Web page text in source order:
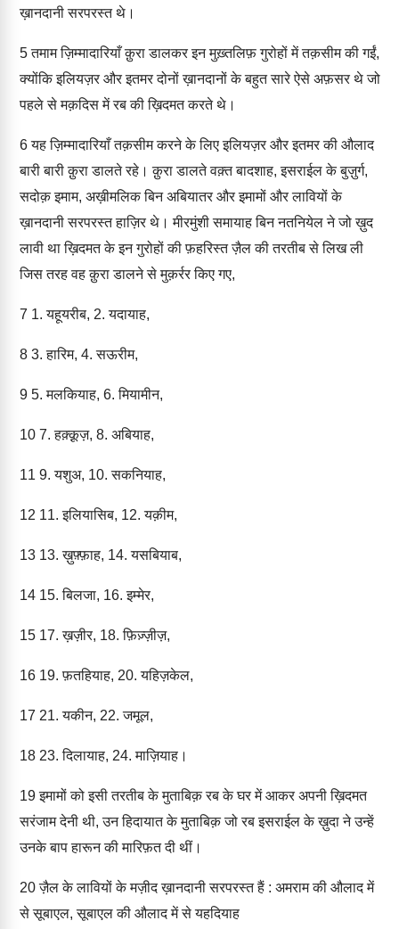
ख़ानदानी सरपरस्त थे।
5तमाम ज़िम्मादारियाँ क़ुरा डालकर इन मुख़्तलिफ़ गुरोहों में तक़सीम की गईं,
क्योंकि इलियज़र और इतमर दोनों ख़ानदानों के बहुत सारे ऐसे अफ़सर थे जो
पहले से मक़दिस में रब की ख़िदमत करते थे।
6यह ज़िम्मादारियाँ तक़सीम करने के लिए इलियज़र और इतमर की औलाद
बारी बारी क़ुरा डालते रहे। क़ुरा डालते वक़्त बादशाह, इसराईल के बुज़ुर्ग,
सदोक़ इमाम, अख़ीमलिक बिन अबियातर और इमामों और लावियों के
ख़ानदानी सरपरस्त हाज़िर थे। मीरमुंशी समायाह बिन नतनियेल ने जो ख़ुद
लावी था ख़िदमत के इन गुरोहों की फ़हरिस्त ज़ैल की तरतीब से लिख ली
जिस तरह वह क़ुरा डालने से मुक़र्रर किए गए,
7 1. यहूयरीब, 2. यदायाह,
8 3. हारिम, 4. सऊरीम,
9 5. मलकियाह, 6. मियामीन,
10 7. हक़्क़ूज़, 8. अबियाह,
11 9. यशुअ, 10. सकनियाह,
12 11. इलियासिब, 12. यक़ीम,
13 13. ख़ुफ़्फ़ाह, 14. यसबियाब,
14 15. बिलजा, 16. इम्मेर,
15 17. ख़ज़ीर, 18. फ़िज़्ज़ीज़,
16 19. फ़तहियाह, 20. यहिज़केल,
17 21. यकीन, 22. जमूल,
18 23. दिलायाह, 24. माज़ियाह।
19इमामों को इसी तरतीब के मुताबिक़ रब के घर में आकर अपनी ख़िदमत
सरंजाम देनी थी, उन हिदायात के मुताबिक़ जो रब इसराईल के ख़ुदा ने उन्हें
उनके बाप हारून की मारिफ़त दी थीं।
20ज़ैल के लावियों के मज़ीद ख़ानदानी सरपरस्त हैं : अमराम की औलाद में
से सूबाएल, सूबाएल की औलाद में से यहदियाह